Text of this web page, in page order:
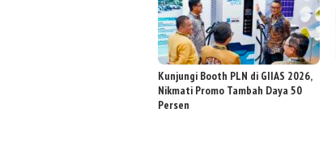
Kunjungi Booth PLN di GIIAS 2026,
Nikmati Promo Tambah Daya 50
Persen